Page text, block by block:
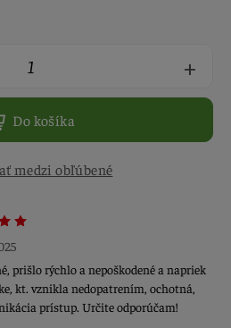
+
Do košíka
medzi obľúbené
prišlo rýchlo a nepoškodené a napriek
kt. vznikla nedopatrením, ochotná,
prístup. Určite odporúčam!